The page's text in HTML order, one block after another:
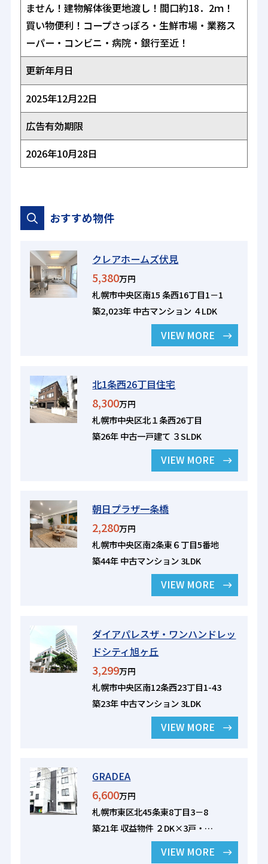
ません！建物解体後更地渡し！間口約18．2ｍ！
買い物便利！コープさっぽろ・生鮮市場・業務ス
ーパー・コンビニ・病院・銀行至近！
更新年月日
2025年12月22日
広告有効期限
2026年10月28日
おすすめ物件
クレアホームズ伏見
5,380万円
札幌市中央区南15 条西16丁目1－1
築2,023年 中古マンション ４LDK
VIEW MORE
北1条西26丁目住宅
8,300万円
札幌市中央区北１条西26丁目
築26年 中古一戸建て ３SLDK
VIEW MORE
朝日プラザ一条橋
2,280万円
札幌市中央区南2条東６丁目5番地
築44年 中古マンション 3LDK
VIEW MORE
ダイアパレスザ・ワンハンドレッ
ドシティ旭ヶ丘
3,299万円
札幌市中央区南12条西23丁目1-43
築23年 中古マンション 3LDK
VIEW MORE
GRADEA
6,600万円
札幌市東区北45条東8丁目3－8
築21年 収益物件 ２DK×3戸・…
VIEW MORE